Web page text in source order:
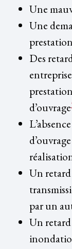
Une
Une
Des
d’ouvrage
Un
par un
Un